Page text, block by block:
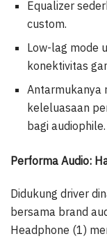
Equalizer
custom.
Low-lag mode
konektivitas
Antarmukanya
keleluasaan
bagi audiophile.
Performa Audio:
Didukung driver
bersama brand
Headphone (1)